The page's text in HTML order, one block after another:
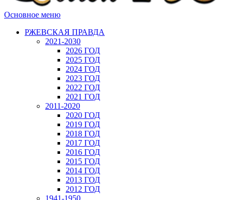
Основное меню
РЖЕВСКАЯ ПРАВДА
2021-2030
2026 ГОД
2025 ГОД
2024 ГОД
2023 ГОД
2022 ГОД
2021 ГОД
2011-2020
2020 ГОД
2019 ГОД
2018 ГОД
2017 ГОД
2016 ГОД
2015 ГОД
2014 ГОД
2013 ГОД
2012 ГОД
1941-1950